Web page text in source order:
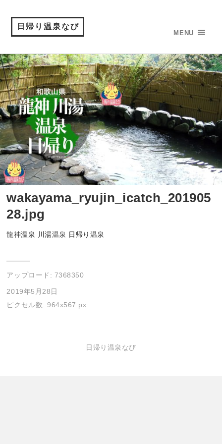
日帰り温泉なび
MENU
wakayama_ryujin_icatch_201905
28.jpg
龍神温泉 川湯温泉 日帰り温泉
アップロード: 7368350
2019年5月28日
ピクセル数: 964x567 px
日帰り温泉なび